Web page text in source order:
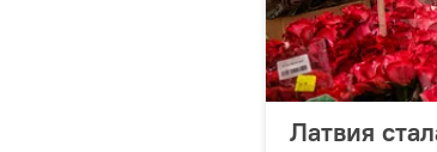
Латвия